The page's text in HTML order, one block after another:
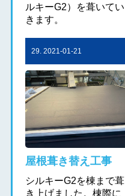
ルキーG2）を葺いてい
きます。
29. 2021-01-21
屋根葺き替え工事
シルキーG2を棟まで葺
き上げました。棟際に